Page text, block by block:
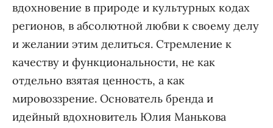
вдохновение в природе и культурных кодах
регионов, в абсолютной любви к своему делу
и желании этим делиться. Стремление к
качеству и функциональности, не как
отдельно взятая ценность, а как
мировоззрение. Основатель бренда и
идейный вдохновитель Юлия Манькова